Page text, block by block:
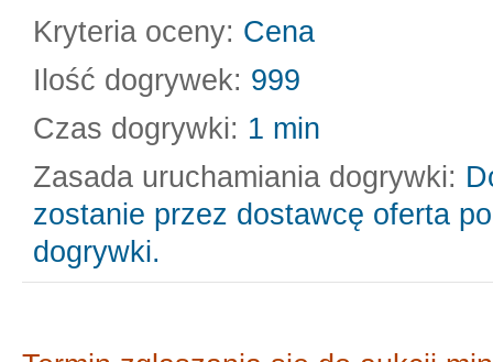
Kryteria oceny: Cena
Ilość dogrywek: 999
Czas dogrywki: 1 min
Zasada uruchamiania dogrywki:
zostanie przez dostawcę oferta
dogrywki.